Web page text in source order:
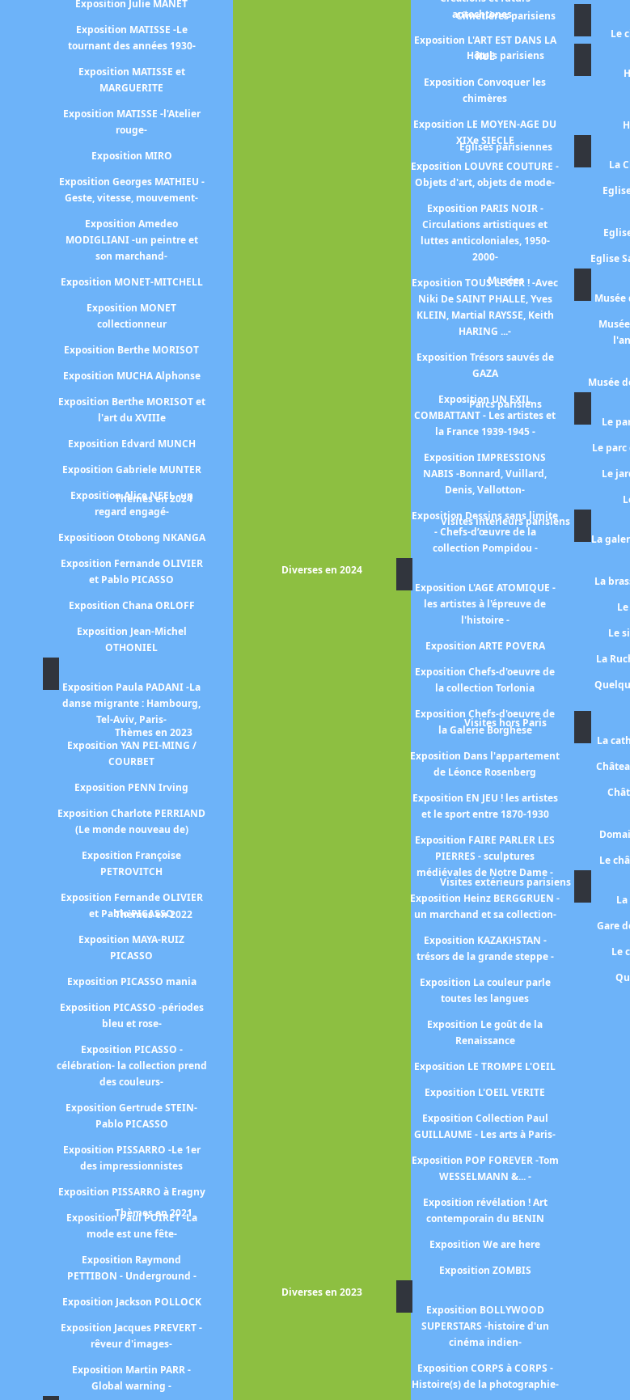
Exposition Julie MANET
Exposition MATISSE -Le
tournant des années 1930-
Exposition MATISSE et
MARGUERITE
Exposition MATISSE -l'Atelier
rouge-
Exposition MIRO
Exposition Georges MATHIEU -
Geste, vitesse, mouvement-
Exposition Amedeo
MODIGLIANI -un peintre et
son marchand-
Exposition MONET-MITCHELL
Exposition MONET
collectionneur
Exposition Berthe MORISOT
Exposition MUCHA Alphonse
Exposition Berthe MORISOT et
l'art du XVIIIe
Exposition Edvard MUNCH
Exposition Gabriele MUNTER
Exposition Alice NEEL -un
regard engagé-
Expositioon Otobong NKANGA
Exposition Fernande OLIVIER
et Pablo PICASSO
Exposition Chana ORLOFF
Exposition Jean-Michel
OTHONIEL
Exposition Paula PADANI -La
danse migrante : Hambourg,
Tel-Aviv, Paris-
Exposition YAN PEI-MING /
COURBET
Exposition PENN Irving
Exposition Charlote PERRIAND
(Le monde nouveau de)
Exposition Françoise
PETROVITCH
Exposition Fernande OLIVIER
et Pablo PICASSO
Exposition MAYA-RUIZ
PICASSO
Exposition PICASSO mania
Exposition PICASSO -périodes
bleu et rose-
Exposition PICASSO -
célébration- la collection prend
des couleurs-
Exposition Gertrude STEIN-
Pablo PICASSO
Exposition PISSARRO -Le 1er
des impressionnistes
Exposition PISSARRO à Eragny
Exposition Paul POIRET -La
mode est une fête-
Exposition Raymond
PETTIBON - Underground -
Exposition Jackson POLLOCK
Exposition Jacques PREVERT -
rêveur d'images-
Exposition Martin PARR -
Global warning -
Thèmes en 2024
Thèmes en 2023
Thèmes en 2022
Thèmes en 2021
photographiques du Moma
autochtones -
Exposition L'ART EST DANS LA
RUE
Exposition Convoquer les
chimères
Exposition LE MOYEN-AGE DU
XIXe SIECLE
Exposition LOUVRE COUTURE -
Objets d'art, objets de mode-
Exposition PARIS NOIR -
Circulations artistiques et
luttes anticoloniales, 1950-
2000-
Exposition TOUS LEGER ! -Avec
Niki De SAINT PHALLE, Yves
KLEIN, Martial RAYSSE, Keith
HARING ...-
Exposition Trésors sauvés de
GAZA
Exposition UN EXIL
COMBATTANT - Les artistes et
la France 1939-1945 -
Exposition IMPRESSIONS
NABIS -Bonnard, Vuillard,
Denis, Vallotton-
Exposition Dessins sans limite
- Chefs-d’œuvre de la
collection Pompidou -
Diverses en 2024
Exposition L'AGE ATOMIQUE -
les artistes à l'épreuve de
l'histoire -
Exposition ARTE POVERA
Exposition Chefs-d'oeuvre de
la collection Torlonia
Exposition Chefs-d'oeuvre de
la Galerie Borghèse
Exposition Dans l'appartement
de Léonce Rosenberg
Exposition EN JEU ! les artistes
et le sport entre 1870-1930
Exposition FAIRE PARLER LES
PIERRES - sculptures
médiévales de Notre Dame -
Exposition Heinz BERGGRUEN -
un marchand et sa collection-
Exposition KAZAKHSTAN -
trésors de la grande steppe -
Exposition La couleur parle
toutes les langues
Exposition Le goût de la
Renaissance
Exposition LE TROMPE L'OEIL
Exposition L'OEIL VERITE
Exposition Collection Paul
GUILLAUME - Les arts à Paris-
Exposition POP FOREVER -Tom
WESSELMANN &... -
Exposition révélation ! Art
contemporain du BENIN
Exposition We are here
Exposition ZOMBIS
Diverses en 2023
Exposition BOLLYWOOD
SUPERSTARS -histoire d'un
cinéma indien-
Exposition CORPS à CORPS -
Histoire(s) de la photographie-
Cimetières parisiens
Le
Hôtels parisiens
Eglises parisiennes
La
Eglise
Musées
Musée
Musée
Parcs parisiens
Le
Le
Le
Visites intérieurs parisiens
La
La
Le
La
Visites hors Paris
La
Le
Visites extérieurs parisiens
Gare
Le